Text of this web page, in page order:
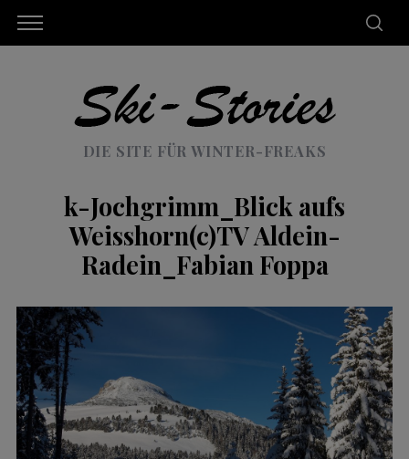
DIE SITE FÜR WINTER-FREAKS
k-Jochgrimm_Blick aufs
Weisshorn(c)TV Aldein-
Radein_Fabian Foppa